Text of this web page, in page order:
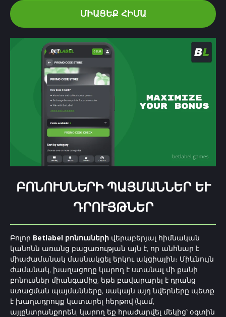
ՄԻԱՑԵՔ ՀԻՄԱ
ԲՈՆՈՒՍՆԵՐԻ ՊԱՅՄԱՆՆԵՐ ԵՒ Դ
ՐՈՒՅԹՆԵՐ
Բոլոր Betlabel բոնուսների վերաբերյալ հիմնական
կանոնն առանց բացառության այն է, որ անհնար է
միաժամանակ մասնակցել երկու ակցիային։ Միևնույն
ժամանակ, խաղացողը կարող է ստանալ մի քանի
բոնուսներ միանգամից, եթե բավարարել է դրանց
ստացման պայմանները, սակայն այդ նվերները պետք
է խաղադրույք կատարել հերթով (կամ,
այլընտրանքորեն, կարող եք հրաժարվել մեկից՝ օգտին